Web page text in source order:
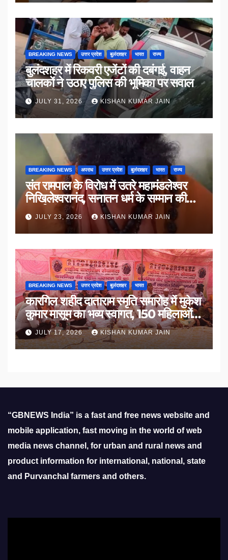
BREAKING NEWS उत्तर प्रदेश बुलंदशहर भारत राज्य
बुलंदशहर में रिकवरी एजेंटों की दबंगई, वाहन
चालकों ने उठाए पुलिस की भूमिका पर सवाल
JULY 31, 2026 KISHAN KUMAR JAIN
BREAKING NEWS अपराध उत्तर प्रदेश बुलंदशहर भारत राज्य
संत रामपाल के विरोध में उतरे महामंडलेश्वर
निखिलेश्वरानंद, सनातन धर्म के सम्मान की
उठाई मांग
JULY 23, 2026 KISHAN KUMAR JAIN
BREAKING NEWS उत्तर प्रदेश बुलंदशहर भारत
कारगिल शहीद दाताराम स्मृति समारोह में मुकेश
कुमार मासूम का भव्य स्वागत, 150 महिलाओं
का सम्मान
JULY 17, 2026 KISHAN KUMAR JAIN
“GBNEWS India” is a fast and free news website and
mobile application, fast moving in the world of web
media news channel, for urban and rural news and
product information for international, national, state
and Purvanchal farmers and others.